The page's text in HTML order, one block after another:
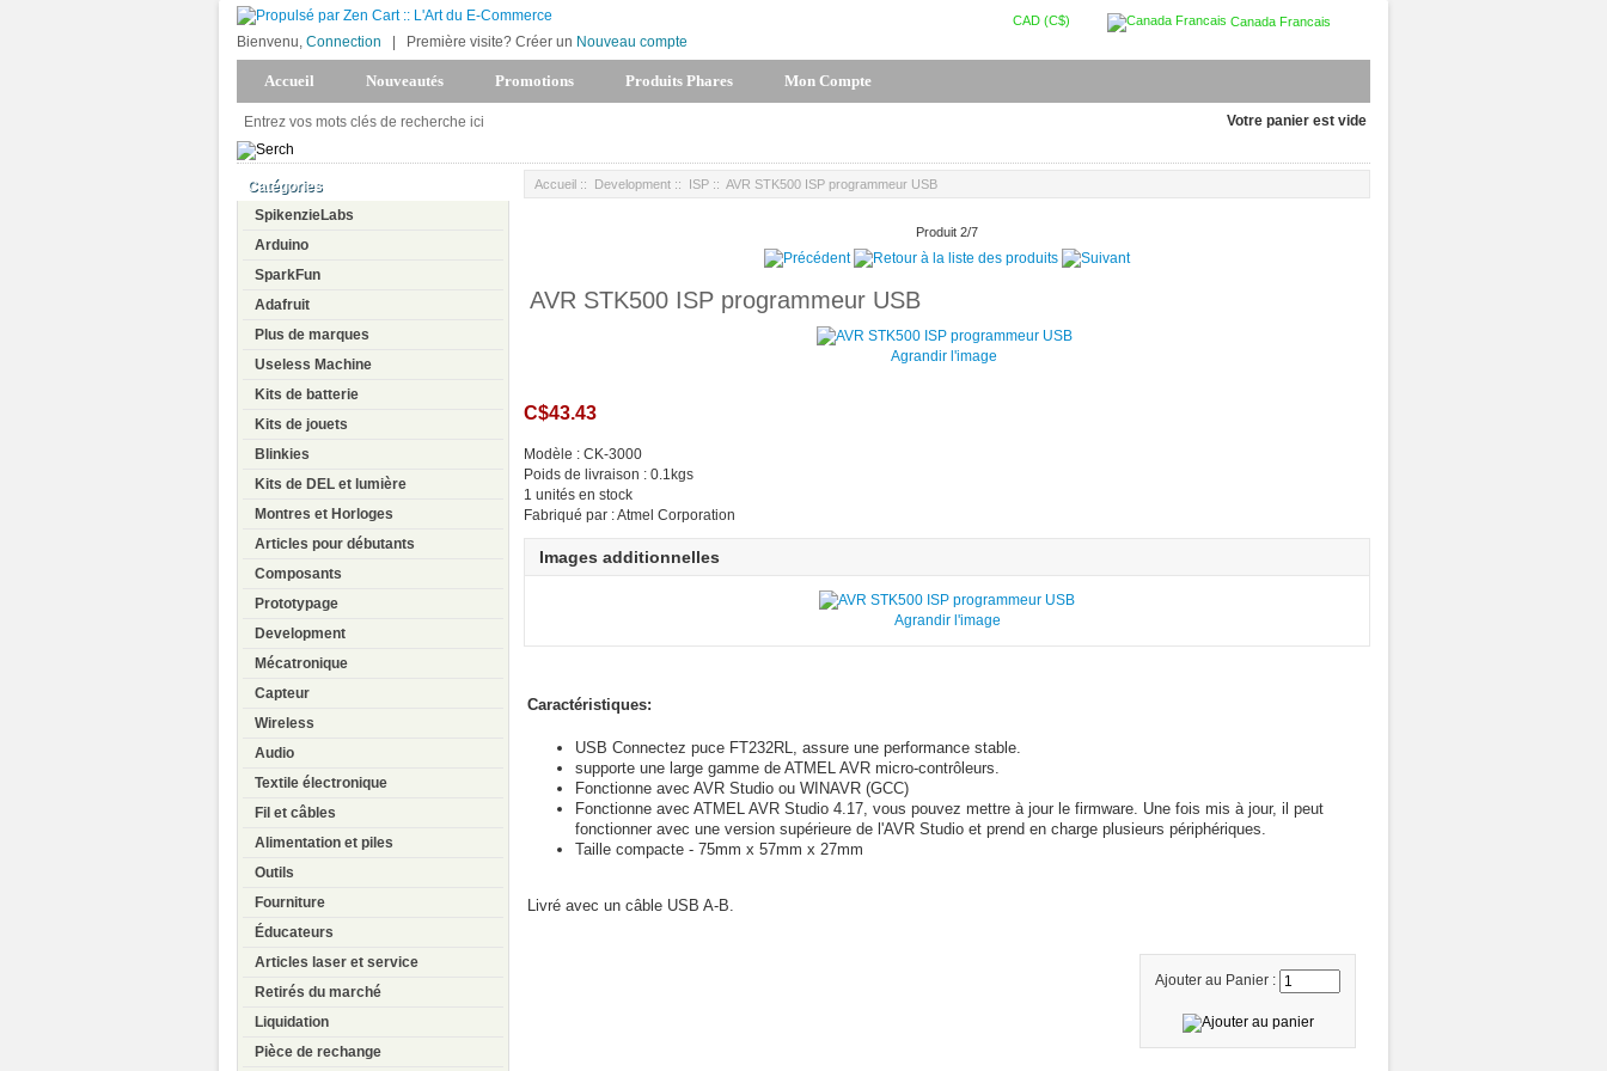
Canada Francais
CAD (C$)
Bienvenu, Connection Première visite? Créer un Nouveau compte
Accueil Nouveautés Promotions Produits Phares Mon Compte
Votre panier est vide
Catégories
SpikenzieLabs
Arduino
SparkFun
Adafruit
Plus de marques
Useless Machine
Kits de batterie
Kits de jouets
Blinkies
Kits de DEL et lumière
Montres et Horloges
Articles pour débutants
Composants
Prototypage
Development
Mécatronique
Capteur
Wireless
Audio
Textile électronique
Fil et câbles
Alimentation et piles
Outils
Fourniture
Éducateurs
Articles laser et service
Retirés du marché
Liquidation
Pièce de rechange
Accueil :: Development :: ISP :: AVR STK500 ISP programmeur USB
Produit 2/7
AVR STK500 ISP programmeur USB
Agrandir l'image
C$43.43
Modèle : CK-3000
Poids de livraison : 0.1kgs
1 unités en stock
Fabriqué par : Atmel Corporation
Images additionnelles
Agrandir l'image
Caractéristiques:
USB Connectez puce FT232RL, assure une performance stable.
supporte une large gamme de ATMEL AVR micro-contrôleurs.
Fonctionne avec AVR Studio ou WINAVR (GCC)
Fonctionne avec ATMEL AVR Studio 4.17, vous pouvez mettre à jour le firmware. Une fois mis à jour, il peut
fonctionner avec une version supérieure de l'AVR Studio et prend en charge plusieurs périphériques.
Taille compacte - 75mm x 57mm x 27mm
Livré avec un câble USB A-B.
Ajouter au Panier :